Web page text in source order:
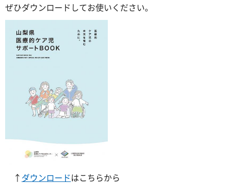
ぜひダウンロードしてお使いください。
↑ ダウンロードはこちらから